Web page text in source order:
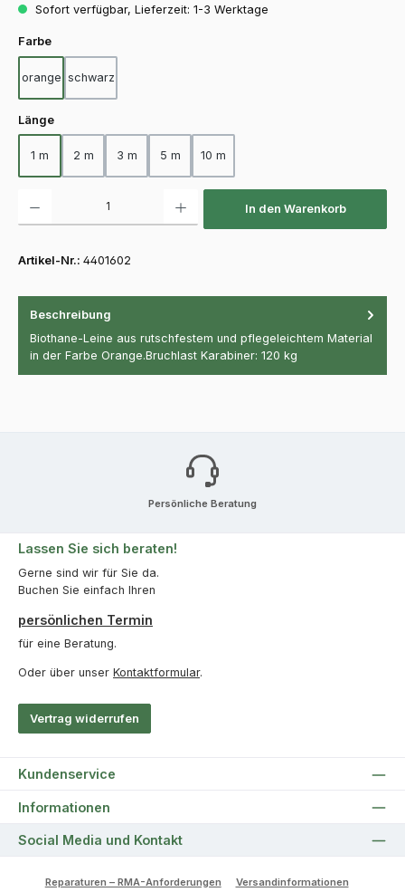
Sofort verfügbar, Lieferzeit: 1-3 Werktage
Farbeauswählen
orange schwarz
Längeauswählen
1 m 2 m 3 m 5 m 10 m
In den Warenkorb
Artikel-Nr.: 4401602
Beschreibung
Biothane-Leine aus rutschfestem und pflegeleichtem Material
in der Farbe Orange.Bruchlast Karabiner: 120 kg
Persönliche Beratung
Lassen Sie sich beraten!
Gerne sind wir für Sie da.
Buchen Sie einfach Ihren
persönlichen Termin
für eine Beratung.
Oder über unser Kontaktformular.
Vertrag widerrufen
Kundenservice
Informationen
Social Media und Kontakt
Reparaturen – RMA-Anforderungen
Versandinformationen